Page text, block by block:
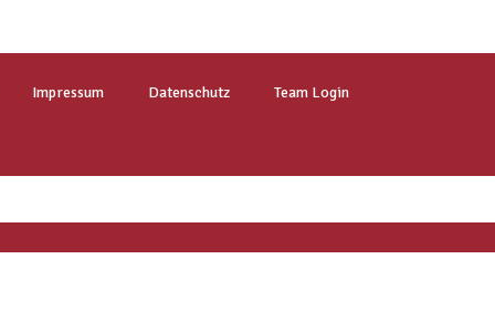
Impressum Datenschutz Team Login